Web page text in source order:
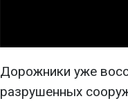
Дорожники уже
разрушенных